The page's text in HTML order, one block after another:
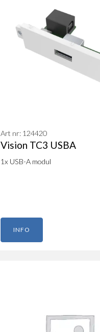
Art nr: 124420
Vision TC3 USBA
1x USB-A modul
INFO